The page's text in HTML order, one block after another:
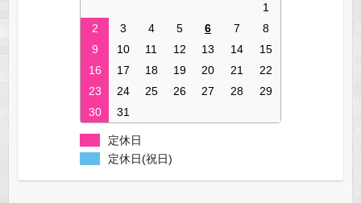
1
2
3 4 5 6 7
8
9
10 11 12 13 14
15
16
17 18 19 20 21
22
23
24 25 26 27 28
29
30
31
定休日
定休日(祝日)